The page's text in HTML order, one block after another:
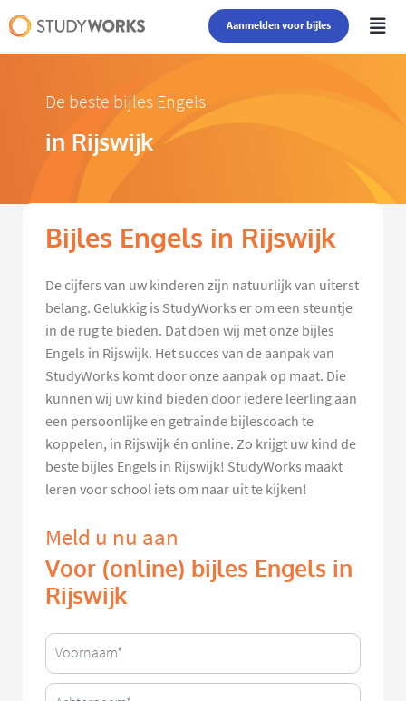
Aanmelden voor bijles
De beste bijles Engels
in Rijswijk
Bijles Engels in Rijswijk
De cijfers van uw kinderen zijn natuurlijk van uiterst
belang. Gelukkig is StudyWorks er om een steuntje
in de rug te bieden. Dat doen wij met onze bijles
Engels in Rijswijk. Het succes van de aanpak van
StudyWorks komt door onze aanpak op maat. Die
kunnen wij uw kind bieden door iedere leerling aan
een persoonlijke en getrainde bijlescoach te
koppelen, in Rijswijk én online. Zo krijgt uw kind de
beste bijles Engels in Rijswijk! StudyWorks maakt
leren voor school iets om naar uit te kijken!
Meld u nu aan
Voor (online) bijles Engels in
Rijswijk